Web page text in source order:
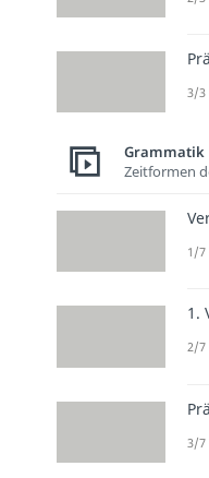
3/3
Grammatik
Zeitformen
1/7
1.
2/7
3/7